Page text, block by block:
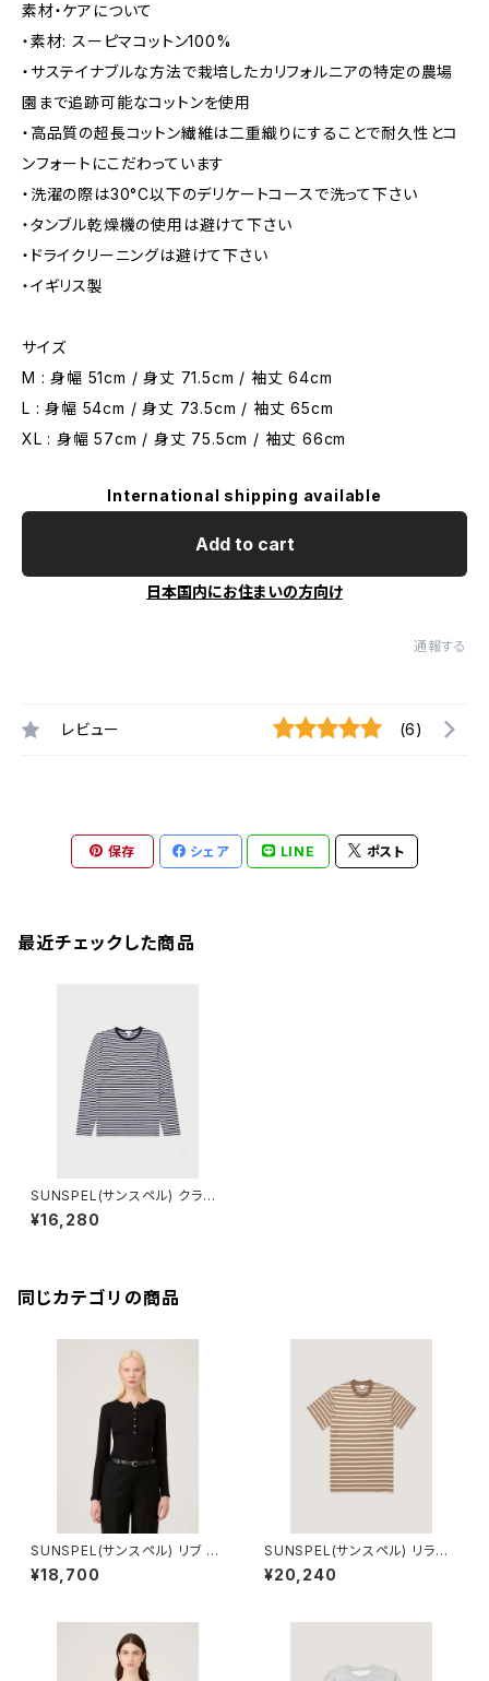
素材・ケアについて
・素材: スーピマコットン100%
・サステイナブルな方法で栽培したカリフォルニアの特定の農場
園まで追跡可能なコットンを使用
・高品質の超長コットン繊維は二重織りにすることで耐久性とコ
ンフォートにこだわっています
・洗濯の際は30°C以下のデリケートコースで洗って下さい
・タンブル乾燥機の使用は避けて下さい
・ドライクリーニングは避けて下さい
・イギリス製
サイズ
M : 身幅 51cm / 身丈 71.5cm / 袖丈 64cm
L : 身幅 54cm / 身丈 73.5cm / 袖丈 65cm
XL : 身幅 57cm / 身丈 75.5cm / 袖丈 66cm
International shipping available
Add to cart
日本国内にお住まいの方向け
通報する
レビュー (6)
保存 シェア LINE ポスト
最近チェックした商品
SUNSPEL(サンスペル) クラシ
ック ロングスリーブ Tシャツ
¥16,280
同じカテゴリの商品
SUNSPEL(サンスペル) リブ ヘ
ンリーシャツ Black Mサイズ
¥18,700
SUNSPEL(サンスペル) リラッ
クスフィット（ヘビーウェイト） T
シャツ (Hazelwood/Dark Ce
¥20,240